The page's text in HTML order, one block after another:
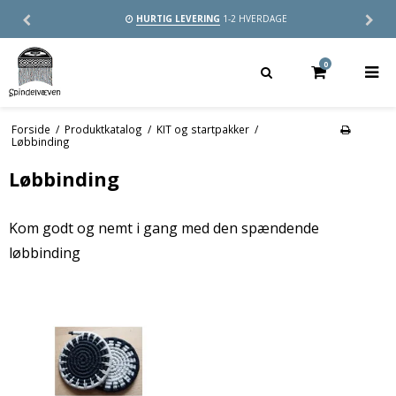
HURTIG LEVERING 1-2 HVERDAGE
0
Forside / Produktkatalog / KIT og startpakker /
Løbbinding
Løbbinding
Kom godt og nemt i gang med den spændende
løbbinding